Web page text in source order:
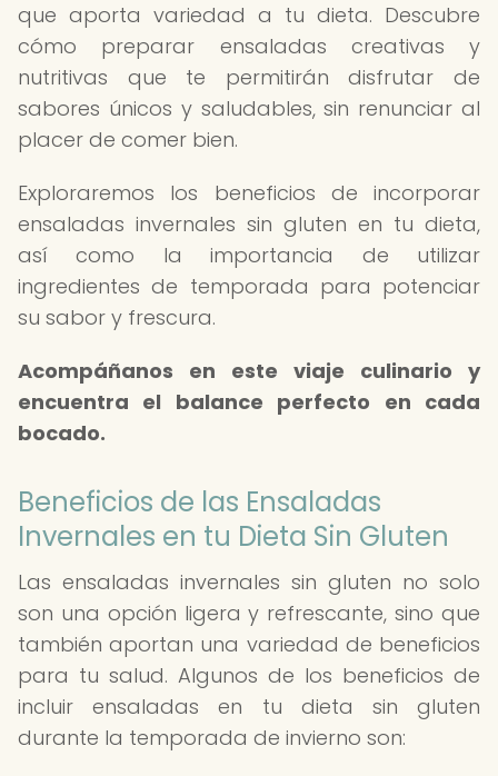
que aporta variedad a tu dieta. Descubre
cómo preparar ensaladas creativas y
nutritivas que te permitirán disfrutar de
sabores únicos y saludables, sin renunciar al
placer de comer bien.
Exploraremos los beneficios de incorporar
ensaladas invernales sin gluten en tu dieta,
así como la importancia de utilizar
ingredientes de temporada para potenciar
su sabor y frescura.
Acompáñanos en este viaje culinario y
encuentra el balance perfecto en cada
bocado.
Beneficios de las Ensaladas
Invernales en tu Dieta Sin Gluten
Las ensaladas invernales sin gluten no solo
son una opción ligera y refrescante, sino que
también aportan una variedad de beneficios
para tu salud. Algunos de los beneficios de
incluir ensaladas en tu dieta sin gluten
durante la temporada de invierno son: